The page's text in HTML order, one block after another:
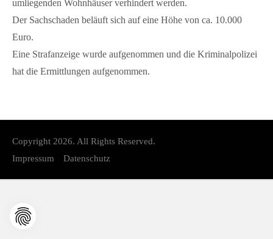
FAQ
Müritzer-Veranstaltungen
Müritzer-Stellenmarkt
umliegenden Wohnhäuser verhindert werden.
Der Sachschaden beläuft sich auf eine Höhe von ca. 10.000
Euro.
Eine Strafanzeige wurde aufgenommen und die Kriminalpolizei
hat die Ermittlungen aufgenommen.
Copyright 2026. All Rights Reserved.
Impressum
Datenschutz